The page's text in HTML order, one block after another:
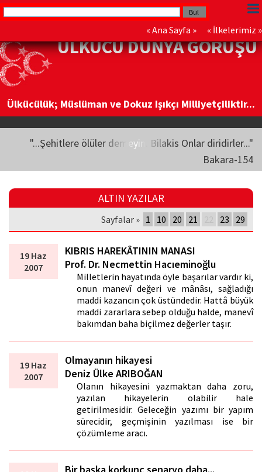
« Ana Sayfa » « İlkelerimiz »
ÜLKÜCÜ DÜNYA GÖRÜŞÜ
Ülkücülük; Müslüman ve Dokuz Işıkçı Milliyetçiliktir...
"...Şehitlere ölüler demeyin. Bilakis Onlar diridirler..."
Bakara-154
ALTIN YAZILAR
Sayfalar » 1 10 20 21 23 29
19 Haz
2007
KIBRIS HAREKÂTININ MANASI
Prof. Dr. Necmettin Hacıeminoğlu
Milletlerin hayatında öyle başarılar vardır ki,
onun manevî değeri ve mânâsı, sağladığı
maddi kazancın çok üstündedir. Hattâ büyük
maddi zararlara sebep olduğu halde, manevî
bakımdan baha biçilmez değerler taşır.
19 Haz
2007
Olmayanın hikayesi
Deniz Ülke ARIBOĞAN
Olanın hikayesini yazmaktan daha zoru,
yazılan hikayelerin olabilir hale
getirilmesidir. Geleceğin yazımı bir yapım
sürecidir, geçmişinin yazılması ise bir
çözümleme aracı.